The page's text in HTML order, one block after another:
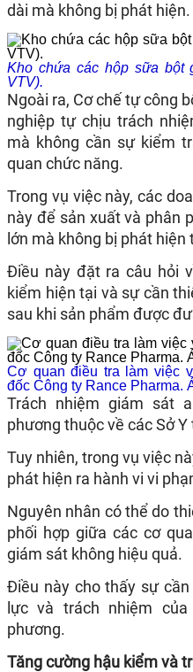
dài mà không bị phát hiện.​
Kho chứa các hộp sữa bột
VTV).
Ngoài ra, Cơ chế tự công
nghiệp tự chịu trách
mà không cần sự kiểm
quan chức năng.
Trong vụ việc này, các
này để sản xuất và phân
lớn mà không bị phát
Điều này đặt ra câu hỏi
kiểm hiện tại và sự cần
sau khi sản phẩm được
Cơ quan điều tra làm việc
đốc Công ty Rance Pharma.
Trách nhiệm giám sát
phương thuộc về các Sở
Tuy nhiên, trong vụ việc
phát hiện ra hành vi vi
Nguyên nhân có thể do
phối hợp giữa các cơ
giám sát không hiệu quả.
Điều này cho thấy sự
lực và trách nhiệm
phương.​
Tăng cường hậu kiểm và